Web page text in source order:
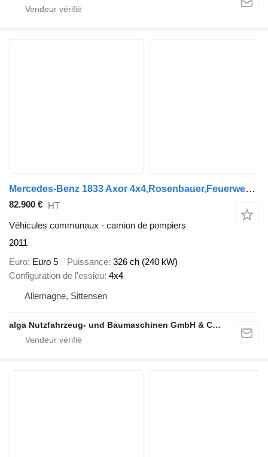
Mercedes-Benz 1833 Axor 4x4,Rosenbauer,Feuerwehr, Kran, Allrad
82.900 € HT
Véhicules communaux - camion de pompiers
2011
Euro Euro 5 Puissance 326 ch (240 kW)
Configuration de l'essieu 4x4
Allemagne, Sittensen
alga Nutzfahrzeug- und Baumaschinen GmbH & Co. KG